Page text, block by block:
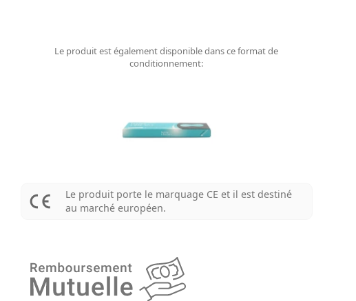
Le produit est également disponible dans ce format de
conditionnement:
Le produit porte le marquage CE et il est destiné
au marché européen.